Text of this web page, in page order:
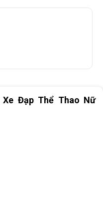
Đạp Thể Thao Nữ